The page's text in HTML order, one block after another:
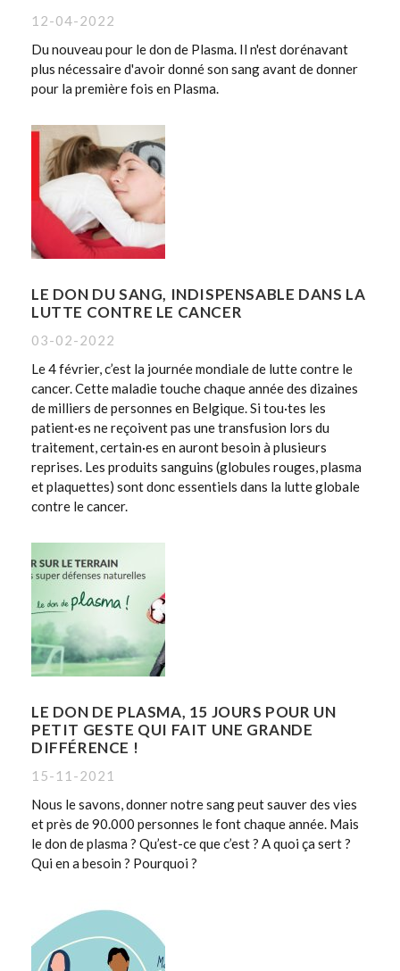
12-04-2022
Du nouveau pour le don de Plasma. Il n'est dorénavant
plus nécessaire d'avoir donné son sang avant de donner
pour la première fois en Plasma.
LE DON DU SANG, INDISPENSABLE DANS LA
LUTTE CONTRE LE CANCER
03-02-2022
Le 4 février, c’est la journée mondiale de lutte contre le
cancer. Cette maladie touche chaque année des dizaines
de milliers de personnes en Belgique. Si tou·tes les
patient·es ne reçoivent pas une transfusion lors du
traitement, certain·es en auront besoin à plusieurs
reprises. Les produits sanguins (globules rouges, plasma
et plaquettes) sont donc essentiels dans la lutte globale
contre le cancer.
LE DON DE PLASMA, 15 JOURS POUR UN
PETIT GESTE QUI FAIT UNE GRANDE
DIFFÉRENCE !
15-11-2021
Nous le savons, donner notre sang peut sauver des vies
et près de 90.000 personnes le font chaque année. Mais
le don de plasma ? Qu’est-ce que c’est ? A quoi ça sert ?
Qui en a besoin ? Pourquoi ?